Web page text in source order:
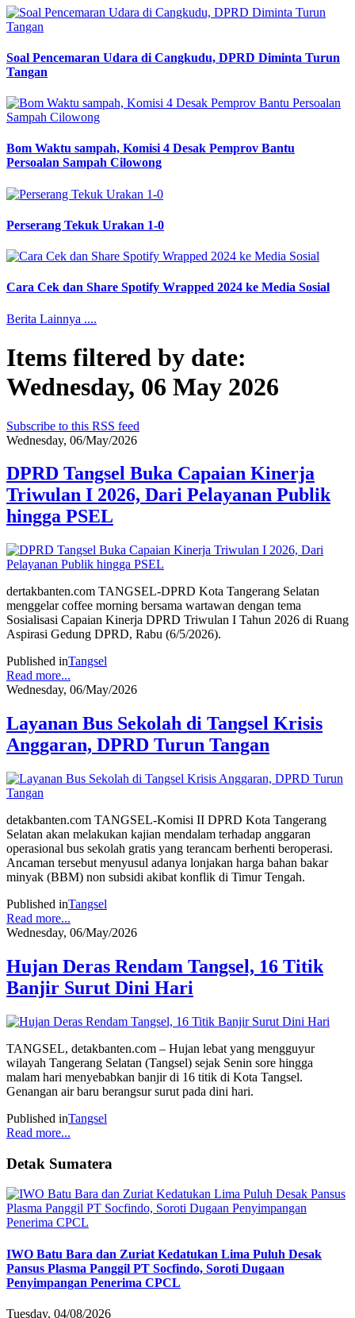
Soal Pencemaran Udara di Cangkudu, DPRD Diminta Turun
Tangan
Bom Waktu sampah, Komisi 4 Desak Pemprov Bantu
Persoalan Sampah Cilowong
Perserang Tekuk Urakan 1-0
Cara Cek dan Share Spotify Wrapped 2024 ke Media Sosial
Berita Lainnya ....
Items filtered by date:
Wednesday, 06 May 2026
Subscribe to this RSS feed
Wednesday, 06/May/2026
DPRD Tangsel Buka Capaian Kinerja
Triwulan I 2026, Dari Pelayanan Publik
hingga PSEL
dertakbanten.com TANGSEL-DPRD Kota Tangerang Selatan
menggelar coffee morning bersama wartawan dengan tema
Sosialisasi Capaian Kinerja DPRD Triwulan I Tahun 2026 di Ruang
Aspirasi Gedung DPRD, Rabu (6/5/2026).
Published inTangsel
Read more...
Wednesday, 06/May/2026
Layanan Bus Sekolah di Tangsel Krisis
Anggaran, DPRD Turun Tangan
detakbanten.com TANGSEL-Komisi II DPRD Kota Tangerang
Selatan akan melakukan kajian mendalam terhadap anggaran
operasional bus sekolah gratis yang terancam berhenti beroperasi.
Ancaman tersebut menyusul adanya lonjakan harga bahan bakar
minyak (BBM) non subsidi akibat konflik di Timur Tengah.
Published inTangsel
Read more...
Wednesday, 06/May/2026
Hujan Deras Rendam Tangsel, 16 Titik
Banjir Surut Dini Hari
TANGSEL, detakbanten.com – Hujan lebat yang mengguyur
wilayah Tangerang Selatan (Tangsel) sejak Senin sore hingga
malam hari menyebabkan banjir di 16 titik di Kota Tangsel.
Genangan air baru berangsur surut pada dini hari.
Published inTangsel
Read more...
Detak Sumatera
IWO Batu Bara dan Zuriat Kedatukan Lima Puluh Desak
Pansus Plasma Panggil PT Socfindo, Soroti Dugaan
Penyimpangan Penerima CPCL
Tuesday, 04/08/2026